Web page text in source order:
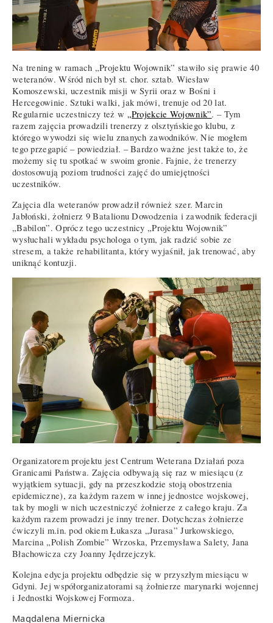
Na trening w ramach „Projektu Wojownik” stawiło się prawie 40
weteranów. Wśród nich był st. chor. sztab. Wiesław
Komoszewski, uczestnik misji w Syrii oraz w Bośni i
Hercegowinie. Sztuki walki, jak mówi, trenuje od 20 lat.
Regularnie uczestniczy też w „Projekcie Wojownik”. – Tym
razem zajęcia prowadzili trenerzy z olsztyńskiego klubu, z
którego wywodzi się wielu znanych zawodników. Nie mogłem
tego przegapić – powiedział. – Bardzo ważne jest także to, że
możemy się tu spotkać w swoim gronie. Fajnie, że trenerzy
dostosowują poziom trudności zajęć do umiejętności
uczestników.
Zajęcia dla weteranów prowadził również szer. Marcin
Jabłoński, żołnierz 9 Batalionu Dowodzenia i zawodnik federacji
„Babilon”. Oprócz tego uczestnicy „Projektu Wojownik”
wysłuchali wykładu psychologa o tym, jak radzić sobie ze
stresem, a także rehabilitanta, który wyjaśnił, jak trenować, aby
uniknąć kontuzji.
Organizatorem projektu jest Centrum Weterana Działań poza
Granicami Państwa. Zajęcia odbywają się raz w miesiącu (z
wyjątkiem sytuacji, gdy na przeszkodzie stoją obostrzenia
epidemiczne), za każdym razem w innej jednostce wojskowej,
tak by mogli w nich uczestniczyć żołnierze z całego kraju. Za
każdym razem prowadzi je inny trener. Dotychczas żołnierze
ćwiczyli m.in. pod okiem Łukasza „Jurasa” Jurkowskiego,
Marcina „Polish Zombie” Wrzoska, Przemysława Salety, Jana
Błachowicza czy Joanny Jędrzejczyk.
Kolejna edycja projektu odbędzie się w przyszłym miesiącu w
Gdyni. Jej współorganizatorami są żołnierze marynarki wojennej
i Jednostki Wojskowej Formoza.
Magdalena Miernicka